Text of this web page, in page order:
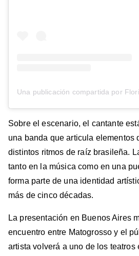
Sobre el escenario, el cantante
una banda que articula elementos
distintos ritmos de raíz brasileña.
tanto en la música como en una
forma parte de una identidad
más de cinco décadas.
La presentación en Buenos Aires
encuentro entre Matogrosso y el
artista volverá a uno de los teatros